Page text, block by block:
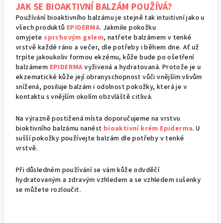
JAK SE BIOAKTIVNÍ BALZÁM POUŽÍVÁ?
Používání bioaktivního balzámu je stejně tak intuitivní jako u
všech produktů EPIDERMA. Jakmile pokožku
omyjete sprchovým gelem, natřete balzámem v tenké
vrstvě každé ráno a večer, dle potřeby i během dne. Ať už
trpíte jakoukoliv formou ekzému, kůže bude po ošetření
balzámem EPIDERMAvyživená a hydratovaná. Protože je u
ekzematické kůže její obranyschopnost vůči vnějším vlivům
snížená, posiluje balzám i odolnost pokožky, která je v
kontaktu s vnějším okolím obzvláště citlivá.
Na výrazně postižená místa doporučujeme na vrstvu
bioktivního balzámu nanést bioaktivní krém Epiderma. U
sušší pokožky používejte balzám dle potřeby v tenké
vrstvě.
Při důsledném používání se vám kůže odvděčí
hydratovaným a zdravým vzhledem a se vzhledem sušenky
se můžete rozloučit.